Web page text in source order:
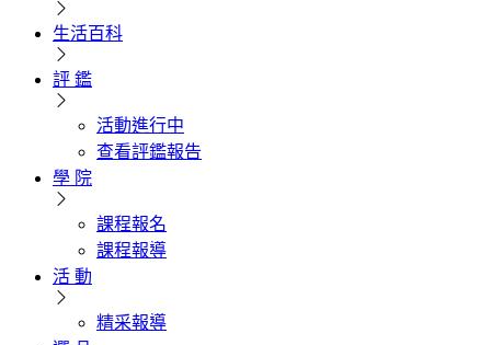
生活百科
評 鑑
活動進行中
查看評鑑報告
學 院
課程報名
課程報導
活 動
精采報導